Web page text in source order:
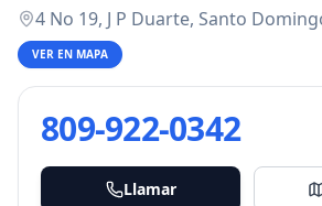
4 No 19, J P Duarte, Santo
VER EN MAPA
809-922-0342
Llamar